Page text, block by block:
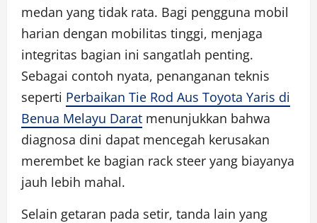
medan yang tidak rata. Bagi pengguna mobil
harian dengan mobilitas tinggi, menjaga
integritas bagian ini sangatlah penting.
Sebagai contoh nyata, penanganan teknis
seperti Perbaikan Tie Rod Aus Toyota Yaris di
Benua Melayu Darat menunjukkan bahwa
diagnosa dini dapat mencegah kerusakan
merembet ke bagian rack steer yang biayanya
jauh lebih mahal.
Selain getaran pada setir, tanda lain yang